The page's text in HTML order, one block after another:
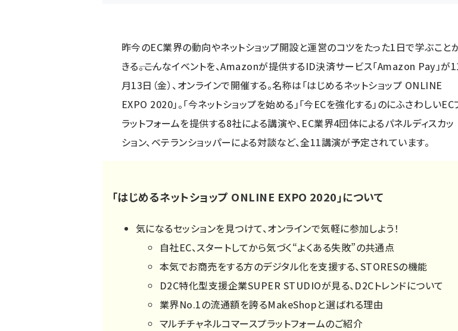
昨今のEC業界の動向やネットショップ開設と運営のコツをたった1日で学ぶこと
きる――。こんなイベントを、Amazonが提供するID決済サービス「Amazon Pay」が
月13日（金）、オンラインで開催する。名称は「はじめるネットショップ ONLINE
EXPO 2020」。「今ネットショップを始める」「今ECを強化する」のにふさわしいEC
ラットフォームを提供する8社による講演や、EC業界4団体によるパネルディスカッ
ション、ベテランショッパーによる対談など、全11講演が予定されています。
「はじめるネットショップ ONLINE EXPO 2020」について
気になるセッションを見つけて、オンラインで気軽に参加しよう！
自社EC、スタートしてから気づく“よくある失敗”の共通点
本気でお商売をする方のデジタル化を支援する、STORESの機能
D2C特化型支援企業SUPER STUDIOが見る、D2Cトレンドについて
業界No.1の流通額を誇るMakeShopと選ばれる理由
マルチチャネルコマースプラットフォームのご紹介